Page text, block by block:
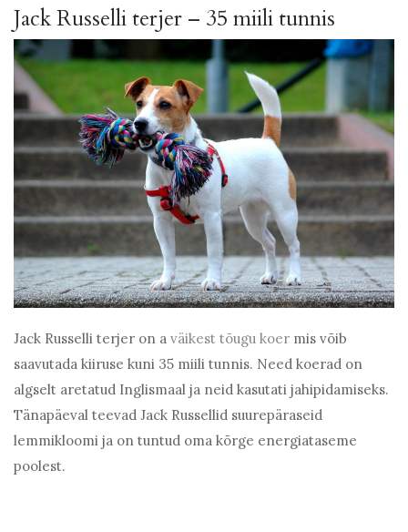
Jack Russelli terjer – 35 miili tunnis
Jack Russelli terjer on a väikest tõugu koer mis võib
saavutada kiiruse kuni 35 miili tunnis. Need koerad on
algselt aretatud Inglismaal ja neid kasutati jahipidamiseks.
Tänapäeval teevad Jack Russellid suurepäraseid
lemmikloomi ja on tuntud oma kõrge energiataseme
poolest.